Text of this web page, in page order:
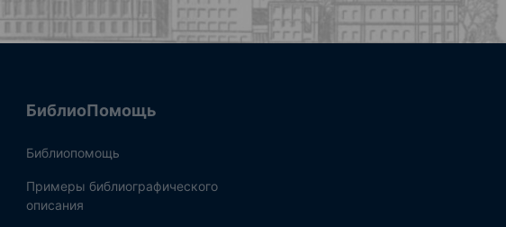
БиблиоПомощь
Библиопомощь
Примеры библиографического
описания